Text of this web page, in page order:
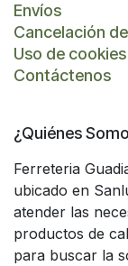
Envíos
Cancelación
Uso de cookies
Contáctenos
¿Quiénes
Ferreteria
ubicado en
atender las
productos de
para buscar la